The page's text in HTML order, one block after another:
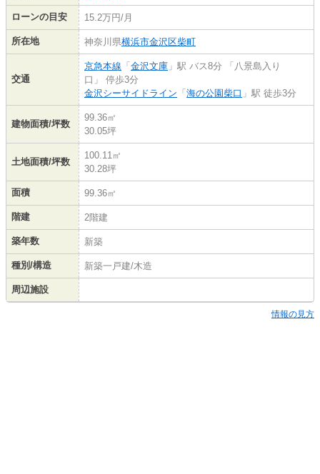
ローンの目安 15.2万円/月
所在地 神奈川県横浜市金沢区柴町
交通
京急本線 「 金沢文庫 」駅 バス8分 「八景島入り
口」 停歩3分
金沢シーサイドライン 「 海の公園柴口 」駅 徒歩3分
建物面積/坪数
99.36㎡
30.05坪
土地面積/坪数
100.11㎡
30.28坪
面積 99.36㎡
階建 2階建
築年数 新築
種別/構造 新築一戸建/木造
周辺施設
情報の見方